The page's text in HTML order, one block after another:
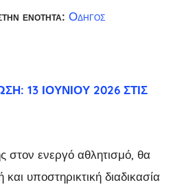
ενότητα:Οδηγός
13 ΙΟΥΝΊΟΥ 2026 ΣΤΙΣ
στον ενεργό αθλητισμό, θα
υποστηρικτική διαδικασία